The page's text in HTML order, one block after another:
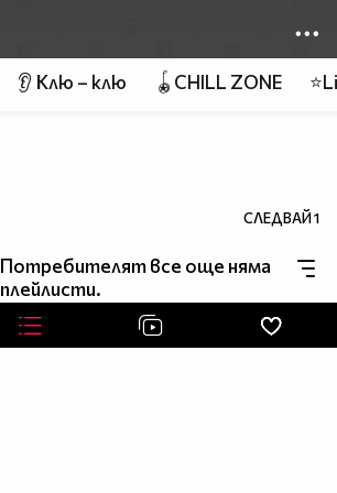
👂 Клю – клю 🪀CHILL ZONE
СЛЕДВАЙ1
Потребителят все още няма
плейлисти.